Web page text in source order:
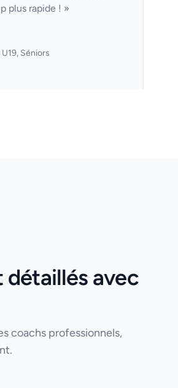
plus rapide ! »
Séniors
avec
coachs professionnels,